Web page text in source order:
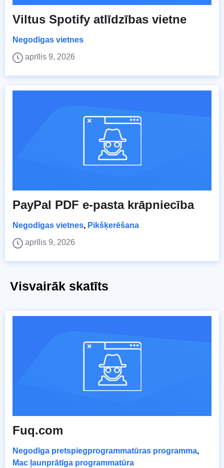
Viltus Spotify atlīdzības vietne
Negodīgas vietnes
aprīlis 9, 2026
PayPal PDF e-pasta krāpniecība
Negodīgas vietnes, Pikšķerēšana
aprīlis 9, 2026
Visvairāk skatīts
Fuq.com
Negodīga pretspiegprogrammatūras programma,
Mac ļaunprātīga programmatūra